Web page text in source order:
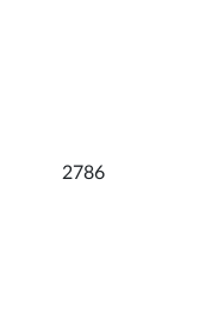
2786